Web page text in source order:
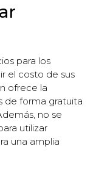
para los
el costo de sus
ofrece la
de forma gratuita
no se
utilizar
una amplia